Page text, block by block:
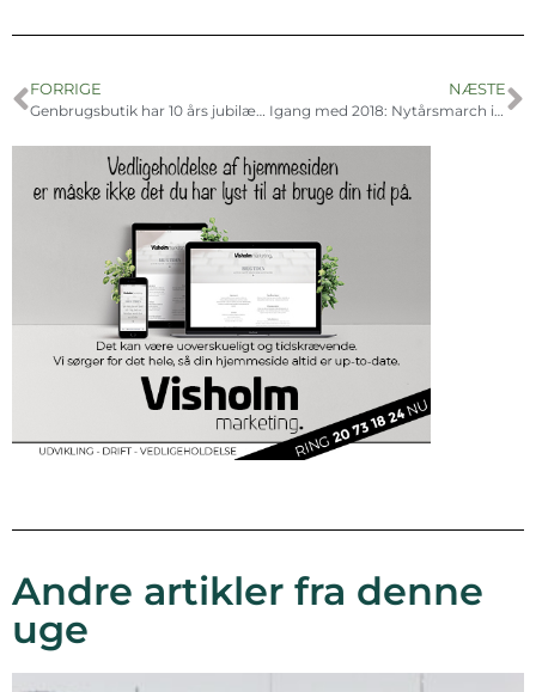
FORRIGE
Genbrugsbutik har 10 års jubilæum
NÆSTE
Igang med 2018: Nytårsmarch i solskin
Andre artikler fra denne
uge